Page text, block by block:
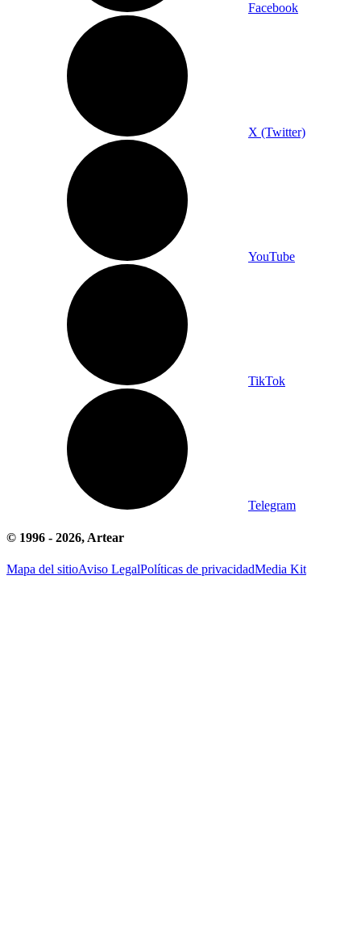
Facebook
X (Twitter)
YouTube
TikTok
Telegram
© 1996 - 2026, Artear
Mapa del sitioAviso LegalPolíticas de privacidadMedia Kit